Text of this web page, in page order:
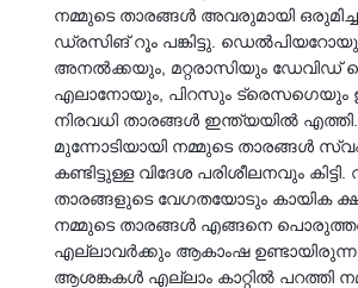
നമ്മുടെ താരങ്ങൾ അവരുമായി ഒരുമിച്ചു
ഡ്രസിങ് റൂം പങ്കിട്ടു.
അനൽക്കയും, മറ്റരാസിയും ഡേവിഡ്
എലാനോയും, പിറസും ട്രെസഗെയും
നിരവധി താരങ്ങൾ ഇന്ത്യയിൽ എത്തി.
മുന്നോടിയായി നമ്മുടെ താരങ്ങൾ
കണ്ടിട്ടുള്ള വിദേശ പരിശീലനവും കിട്ടി.
താരങ്ങളുടെ വേഗതയോടും കായിക
നമ്മുടെ താരങ്ങൾ എങ്ങനെ
എല്ലാവർക്കും ആകാംഷ
ആശങ്കകൾ എല്ലാം കാറ്റിൽ പറത്തി